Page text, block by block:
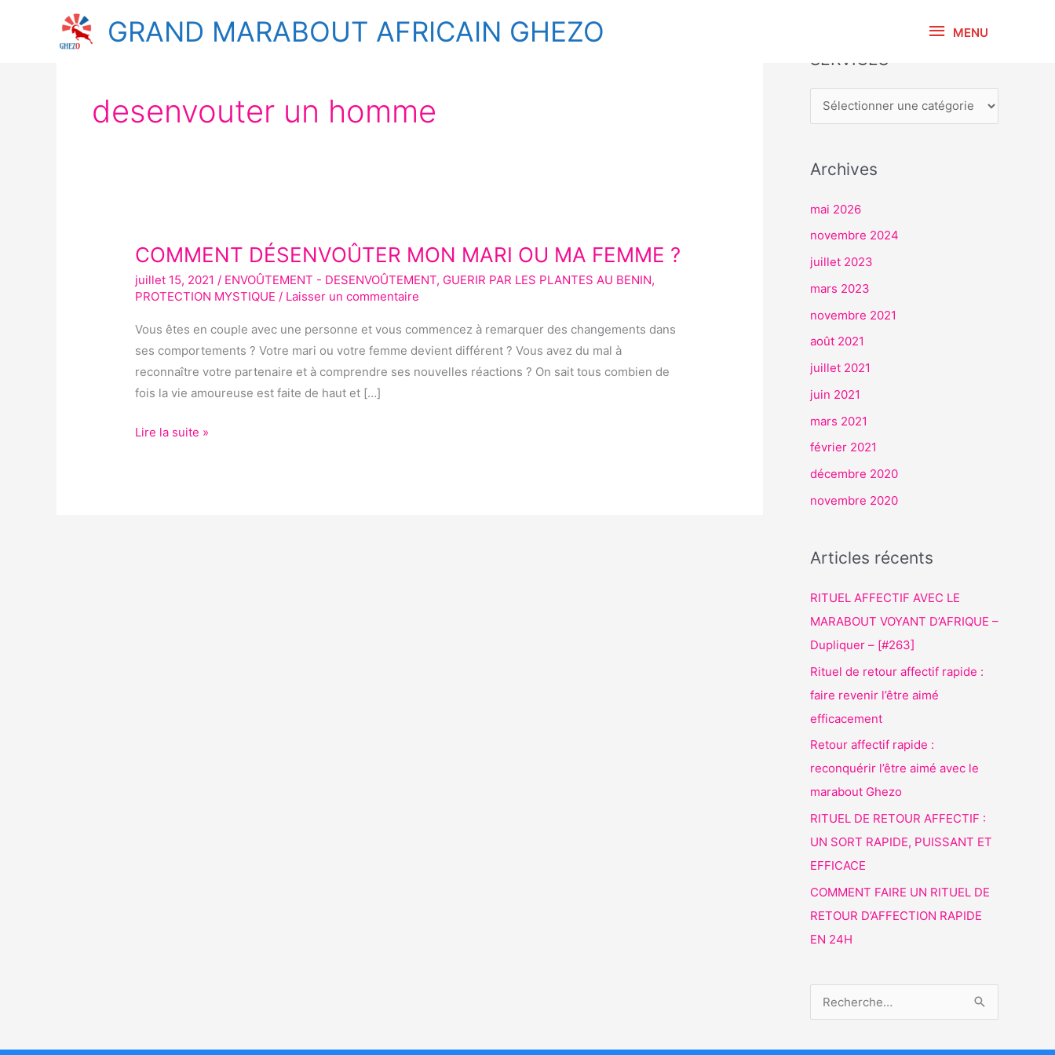
GRAND MARABOUT AFRICAIN GHEZO MENU
desenvouter un homme
COMMENT DÉSENVOÛTER MON MARI OU MA FEMME ?
juillet 15, 2021/ ENVOÛTEMENT - DESENVOÛTEMENT, GUERIR PAR LES PLANTES AU BENIN,
PROTECTION MYSTIQUE / Laisser un commentaire
Vous êtes en couple avec une personne et vous commencez à remarquer des changements dans
ses comportements ? Votre mari ou votre femme devient différent ? Vous avez du mal à
reconnaître votre partenaire et à comprendre ses nouvelles réactions ? On sait tous combien de
fois la vie amoureuse est faite de haut et […]
COMMENT
DÉSENVOÛTER
MON
OU
MA
FEMME
?
Lire la suite »
SERVICES
V
C
Archives
mai 2026
novembre 2024
juillet 2023
mars 2023
novembre 2021
août 2021
juillet 2021
juin 2021
mars 2021
février 2021
décembre 2020
novembre 2020
Articles récents
RITUEL AFFECTIF AVEC LE
MARABOUT VOYANT D’AFRIQUE –
Dupliquer – [#263]
Rituel de retour affectif rapide :
faire revenir l’être aimé
efficacement
Retour affectif rapide :
reconquérir l’être aimé avec le
marabout Ghezo
RITUEL DE RETOUR AFFECTIF :
UN SORT RAPIDE, PUISSANT ET
EFFICACE
COMMENT FAIRE UN RITUEL DE
RETOUR D’AFFECTION RAPIDE
EN 24H